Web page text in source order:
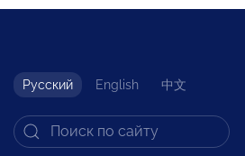
Русский English 中文